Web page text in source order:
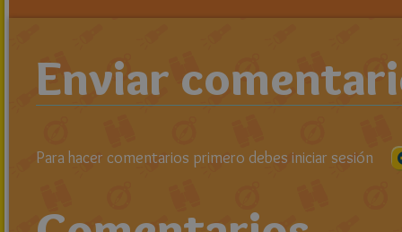
Enviar
Para hacer comentarios primero debes iniciar sesión